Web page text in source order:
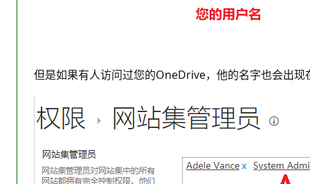
但是如果有人访问过您的OneDrive，他的名字也会出现